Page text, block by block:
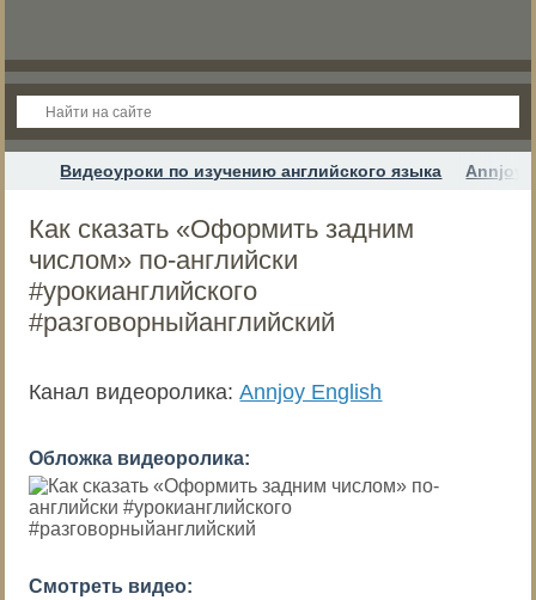
Видеоуроки по изучению английского языка Annjoy
Как сказать «Оформить задним
числом» по-английски
#урокианглийского
#разговорныйанглийский
Канал видеоролика:Annjoy English
Обложка видеоролика:
Смотреть видео: